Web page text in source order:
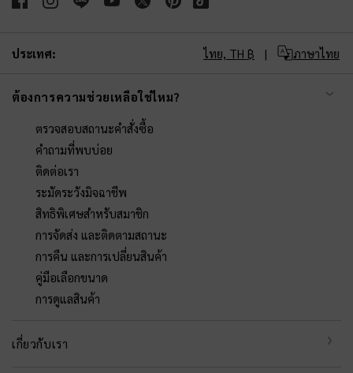
ประเทศ: ไทย, TH ฿ ภาษาไทย
ต้องการความช่วยเหลือใช่ไหม?
ตรวจสอบสถานะคำสั่งซื้อ
คำถามที่พบบ่อย
ติดต่อเรา
ระมัดระวังมิจฉาชีพ
สิทธิพิเศษสำหรับสมาชิก
การจัดส่ง และติดตามสถานะ
การคืน และการเปลี่ยนสินค้า
คู่มือเลือกขนาด
การดูแลสินค้า
เกี่ยวกับเรา